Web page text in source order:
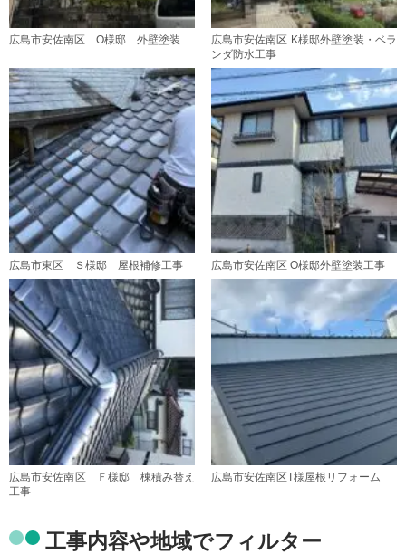
広島市安佐南区 O様邸 外壁塗装
広島市安佐南区 K様邸外壁塗装・ベラ
ンダ防水工事
広島市東区 Ｓ様邸 屋根補修工事 広島市安佐南区 O様邸外壁塗装工事
広島市安佐南区 Ｆ様邸 棟積み替え
工事
広島市安佐南区T様屋根リフォーム
工事内容や地域でフィルター